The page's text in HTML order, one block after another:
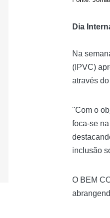
Dia
Na
(IPVC)
através
"Com o
foca-se
inclusão
O BEM